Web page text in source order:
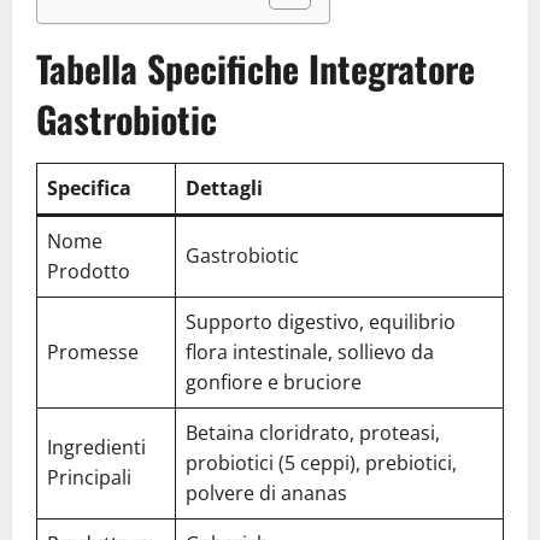
Tabella Specifiche Integratore
Gastrobiotic
Specifica
Dettagli
Nome
Prodotto
Gastrobiotic
Promesse
Supporto digestivo, equilibrio
flora intestinale, sollievo da
gonfiore e bruciore
Ingredienti
Principali
Betaina cloridrato, proteasi,
probiotici (5 ceppi), prebiotici,
polvere di ananas